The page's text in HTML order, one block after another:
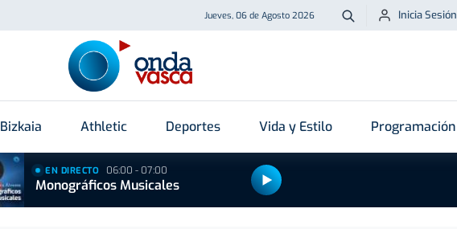
Jueves, 06 de Agosto 2026 Buscar
Inicia Sesión
Bizkaia Athletic Deportes Vida y Estilo Programación
EN DIRECTO 06:00 - 07:00
Monográficos Musicales